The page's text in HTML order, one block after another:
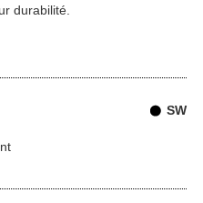
durabilité.
SW